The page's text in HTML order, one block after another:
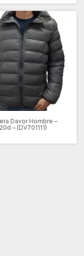
Davor Hombre –
– (DV701111)